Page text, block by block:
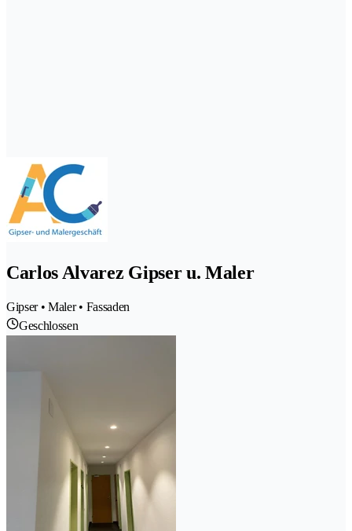
Carlos Alvarez Gipser u. Maler
Gipser • Maler • Fassaden
Geschlossen